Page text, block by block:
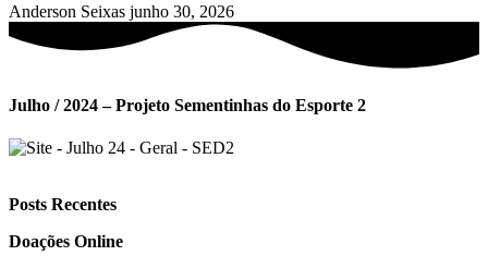
Anderson Seixas junho 30, 2026
Julho / 2024 – Projeto Sementinhas do Esporte 2
Posts Recentes
Doações Online